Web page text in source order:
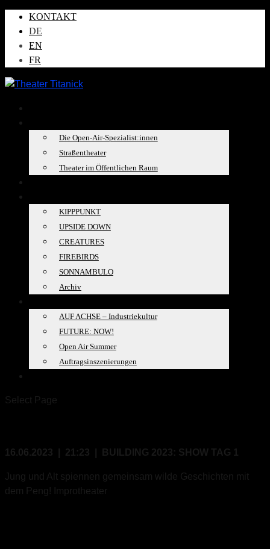
KONTAKT
DE
EN
FR
Die Open-Air-Spezialist:innen
Straßentheater
Theater im Öffentlichen Raum
KIPPPUNKT
UPSIDE DOWN
CREATURES
FIREBIRDS
SONNAMBULO
Archiv
AUF ACHSE – Industriekultur
FUTURE: NOW!
Open Air Summer
Auftragsinszenierungen
Select Page
16.06.2023 | 21:23 | BUILDING 2023: SHOW TAG 1
Jung und Alt spiennen gemeinsam wilde Geschichten mit
dem Peng! Improtheater